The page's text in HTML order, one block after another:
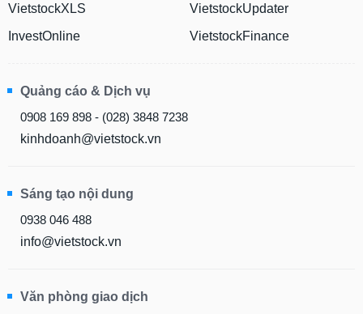
VietstockXLS
InvestOnline
VietstockUpdater
VietstockFinance
Quảng cáo & Dịch vụ
0908 169 898 - (028) 3848 7238
kinhdoanh@vietstock.vn
Sáng tạo nội dung
0938 046 488
info@vietstock.vn
Văn phòng giao dịch